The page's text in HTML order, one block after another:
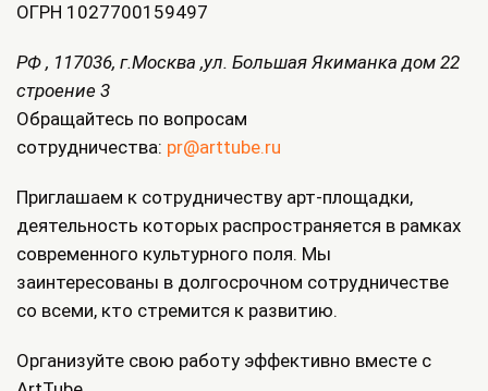
ОГРН 1027700159497
РФ , 117036, г.Москва ,ул. Большая Якиманка дом 22
строение 3
Обращайтесь по вопросам
сотрудничества: pr@arttube.ru
Приглашаем к сотрудничеству арт-площадки,
деятельность которых распространяется в рамках
современного культурного поля. Мы
заинтересованы в долгосрочном сотрудничестве
со всеми, кто стремится к развитию.
Организуйте свою работу эффективно вместе с